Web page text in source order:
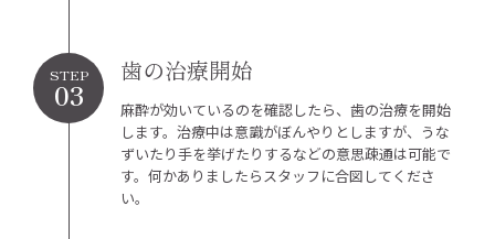
STEP
03
歯の治療開始
麻酔が効いているのを確認したら、歯の治療を開始
します。治療中は意識がぼんやりとしますが、うな
ずいたり手を挙げたりするなどの意思疎通は可能で
す。何かありましたらスタッフに合図してくださ
い。